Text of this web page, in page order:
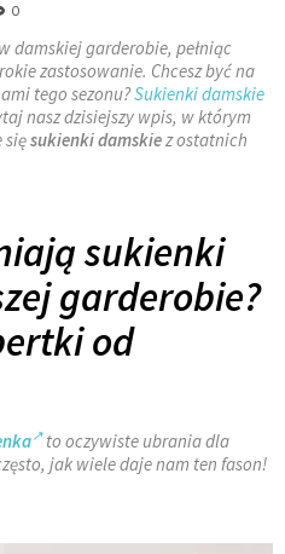
0
damskiej garderobie, pełniąc
zastosowanie. Chcesz być na
tego sezonu?Sukienki damskie
nasz dzisiejszy wpis, w którym
sięsukienki damskiez ostatnich
sukienki
garderobie?
od
to oczywiste ubrania dla
jak wiele daje nam ten fason!